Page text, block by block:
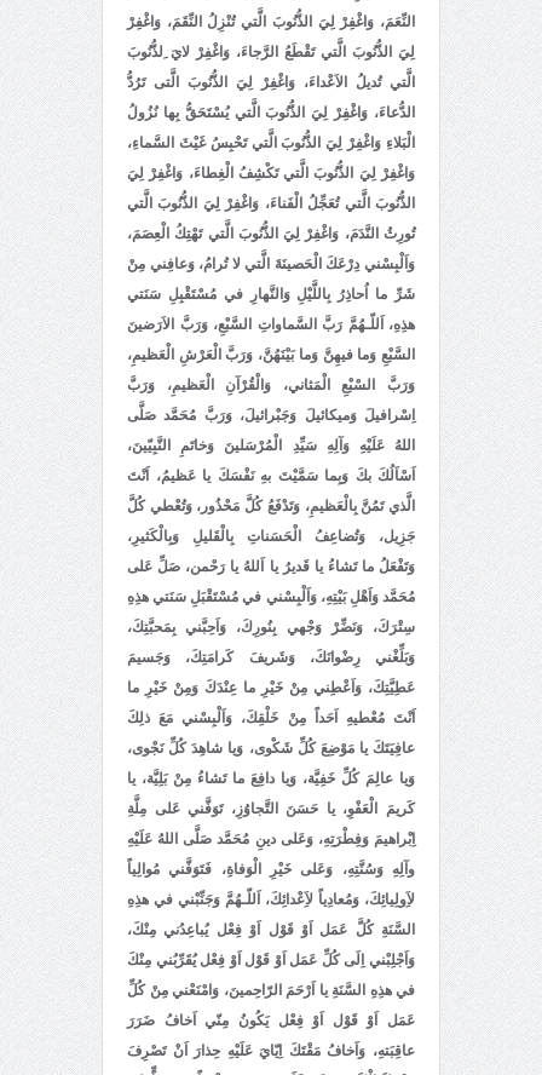
النِّعَمَ، وَاغْفِرْ لِيَ الذُّنُوبَ الَّتي تُنْزِلُ النِّقَمَ، وَاغْفِرْ
لِيَ الذُّنُوبَ الَّتي تَقْطَعُ الرَّجاءَ، وَاغْفِرْ لايَ ِلذُّنُوبَ
الَّتي تُديلُ الاَعْداءَ، وَاغْفِرْ لِيَ الذُّنُوبَ الَّتى تَرُدُّ
الدُّعاءَ، وَاغْفِرْ لِيَ الذُّنُوبَ الَّتي يُسْتَحَقُّ بِها نُزُولُ
الْبَلاءِ وَاغْفِرْ لِيَ الذُّنُوبَ الَّتي تَحْبِسُ غَيْثَ السَّماءِ،
وَاغْفِرْ لِيَ الذُّنُوبَ الَّتي تَكْشِفُ الْغِطاءَ، وَاغْفِرْ لِيَ
الذُّنُوبَ الَّتي تُعَجِّلُ الْفَناءَ، وَاغْفِرْ لِيَ الذُّنُوبَ الَّتي
تُورِثُ النَّدَمَ، وَاغْفِرْ لِيَ الذُّنُوبَ الَّتي تَهْتِكُ الْعِصَمَ،
وَاَلْبِسْني دِرْعَكَ الْحَصينَةَ الَّتي لا تُرامُ، وَعافِني مِنْ
شَرِّ ما اُحاذِرُ بِاللَّيْلِ وَالنَّهارِ في مُسْتَقْبِلِ سَنَتي
هذِهِ، اَللّـهُمَّ رَبَّ السَّماواتِ السَّبْعِ، وَرَبَّ الاَرَضينَ
السَّبْعِ وَما فيهِنَّ وَما بَيْنَهُنَّ، وَرَبَّ الْعَرْشِ الْعَظيمِ،
وَرَبَّ السْبْعِ الْمَثاني، وَالْقُرْآنِ الْعَظيمِ، وَرَبَّ
اِسْرافيلَ وَميكائيلَ وَجَبْرائيلَ، وَرَبَّ مُحَمَّد صَلَّى
اللهُ عَلَيْهِ وَآلِهِ سَيِّدِ الْمُرْسَلينَ وَخاتَمِ النَّبِيّينَ،
اَسْاَلُكَ بكَ وَبِما سَمَّيْتَ بهِ نَفْسَكَ يا عَظيمُ، اَنْتَ
الَّذي تَمُنَّ بِالْعَظيمِ، وَتَدْفَعُ كُلَّ مَحْذُور، وَتُعْطي كُلَّ
جَزِيل، وَتُضاعِفُ الْحَسَناتِ بِالْقَليلِ وَبِالْكَثيرِ،
وَتَفْعَلُ ما تَشاءُ يا قَديرُ يا اَللهُ يا رَحْمن، صَلِّ عَلى
مُحَمَّد وَاَهْلِ بَيْتِهِ، وَاَلْبِسْني في مُسْتَقْبَلِ سَنَتي هذِهِ
سِتْرَكَ، وَنَضِّرْ وَجْهي بِنُورِكَ، وَاَحِبَّني بِمَحبَّتِكَ،
وَبَلِّغْني رِضْوانَكَ، وَشَريفَ كَرامَتِكَ، وَجَسيمَ
عَطِيَّتِكَ، وَاَعْطِني مِنْ خَيْرِ ما عِنْدَكَ وَمِنْ خَيْرِ ما
اَنْتَ مُعْطيهِ اَحَداً مِنْ خَلْقِكَ، وَاَلْبِسْني مَعَ ذلِكَ
عافِيَتَكَ يا مَوْضِعَ كُلِّ شَكْوى، وَيا شاهِدَ كُلِّ نَجْوى،
وَيا عالِمَ كُلِّ خَفِيَّة، وَيا دافِعَ ما تَشاءُ مِنْ بَلِيَّة، يا
كَريمَ الْعَفْوِ، يا حَسَنَ التَّجاوُزِ، تَوَفَّني عَلى مِلَّةِ
اِبْراهيمَ وَفِطْرَتِهِ، وَعَلى دينِ مُحَمَّد صَلَّى اللهُ عَلَيْهِ
وآلِهِ وَسُنَّتِهِ، وَعَلى خَيْرِ الْوَفاةِ، فَتَوَفَّني مُوالِياً
لاَِولِيائِكَ، وَمُعادِياً لاَِعْدائِكَ، اَللّـهُمَّ وَجَنِّبْني في هذِهِ
السَّنَةِ كُلَّ عَمَل اَوْ قَوْل اَوْ فِعْل يُباعِدُني مِنْكَ،
وَاَجْلِبْني اِلَى كُلِّ عَمَل اَوْ قَوْل اَوْ فِعْل يُقَرِّبُني مِنْكَ
في هذِهِ السَّنَةِ يا اَرْحَمَ الرّاحِمينَ، وَامْنَعْني مِنْ كُلِّ
عَمَل اَوْ قَوْل اَوْ فِعْل يَكُونُ مِنّي اَخافُ ضَرَرَ
عاقِبَتهِ، وَاَخافُ مَقْتَكَ اِيّايَ عَلَيْهِ حِذارَ اَنْ تَصْرِفَ